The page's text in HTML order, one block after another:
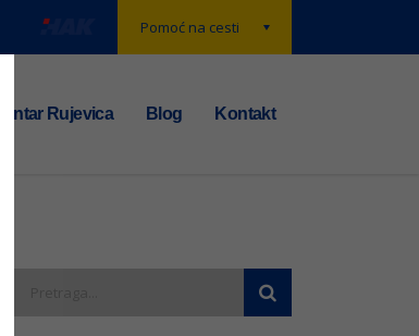
Pomoć na cesti
centar Rujevica Blog Kontakt